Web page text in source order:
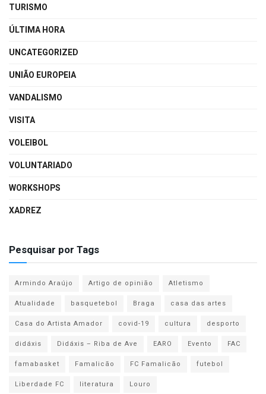
TURISMO
ÚLTIMA HORA
UNCATEGORIZED
UNIÃO EUROPEIA
VANDALISMO
VISITA
VOLEIBOL
VOLUNTARIADO
WORKSHOPS
XADREZ
Pesquisar por Tags
Armindo Araújo Artigo de opinião
Atletismo
Atualidade
basquetebol Braga
casa das artes
Casa do Artista Amador
covid-19 cultura
desporto
didáxis
Didáxis – Riba de Ave EARO Evento
FAC
famabasket
Famalicão FC Famalicão
futebol
Liberdade FC
literatura
Louro